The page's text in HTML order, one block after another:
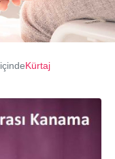
içindeKürtaj